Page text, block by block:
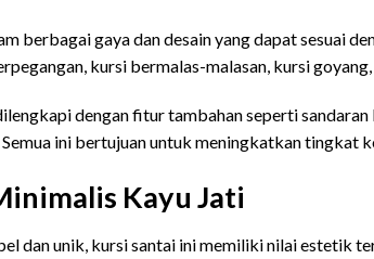
berbagai gaya dan desain yang dapat sesuai
kursi bermalas-malasan, kursi goyang,
dengan fitur tambahan seperti
ini bertujuan untuk meningkatkan tingkat
Kayu Jati
dan unik, kursi santai ini memiliki nilai estetik